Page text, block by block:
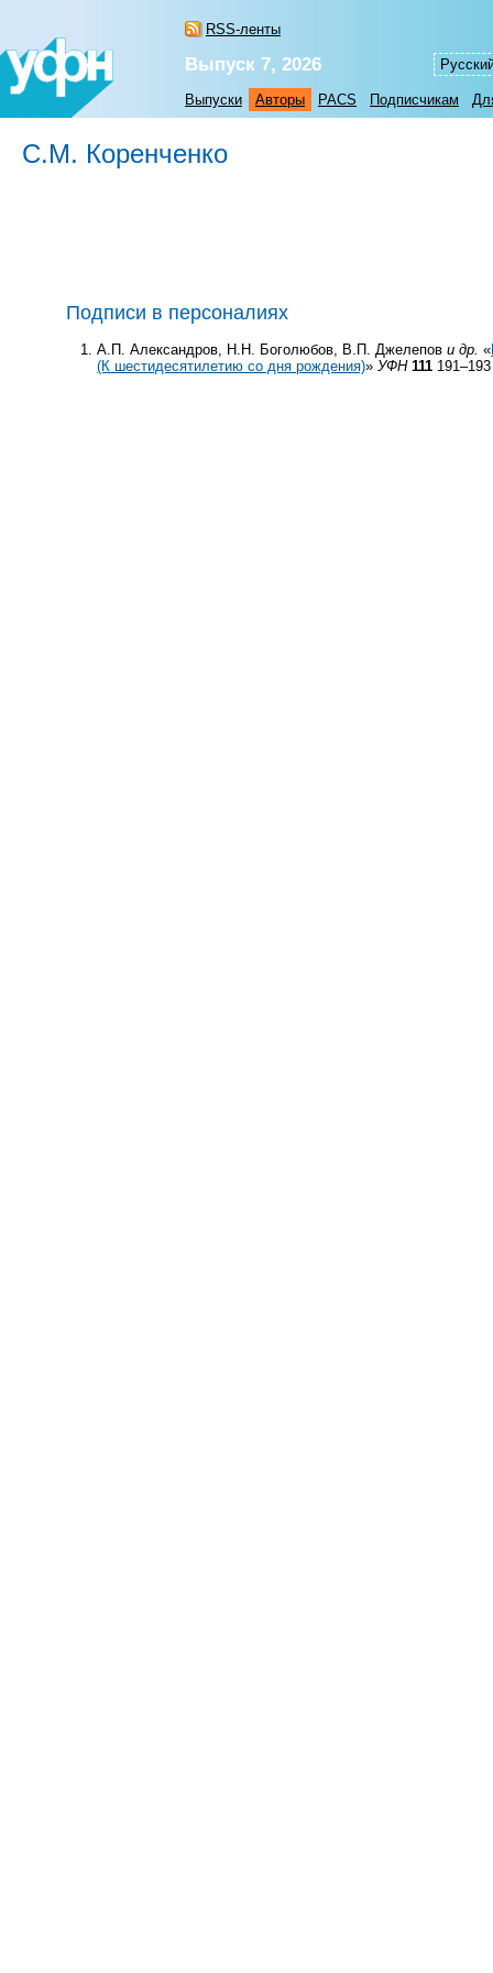
RSS-ленты
Выпуск 7, 2026
Выпуски Авторы PACS Подписчикам
С.М. Коренченко
Подписи в персоналиях
А.П. Александров, Н.Н. Боголюбов, В.П. Джелепови др. «
(К шестидесятилетию со дня рождения)»УФН 111